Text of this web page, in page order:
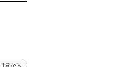
1巻から